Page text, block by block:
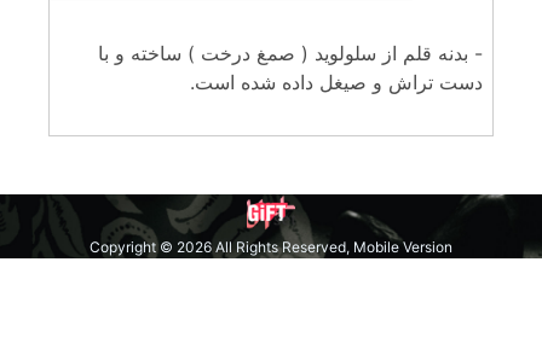
- بدنه قلم از سلولوید ( صمغ درخت ) ساخته و با
دست تراش و صیغل داده شده است.
Copyright © 2026 All Rights Reserved, Mobile Version